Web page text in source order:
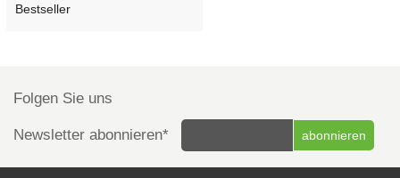
Bestseller
Folgen Sie uns
Newsletter abonnieren*